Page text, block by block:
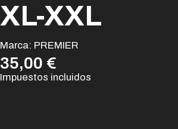
XL-XXL
Marca: PREMIER
35,00 €
Impuestos incluidos